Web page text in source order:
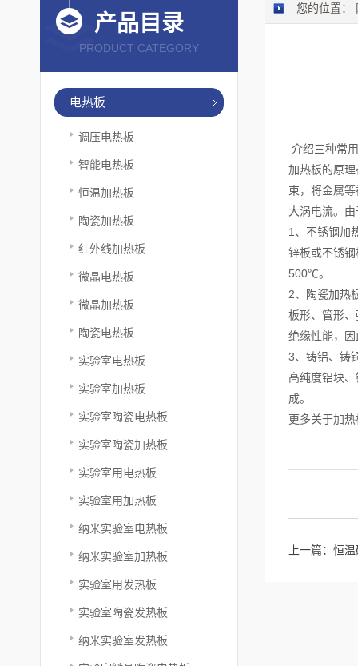
产品目录
PRODUCT CATEGORY
电热板
调压电热板
智能电热板
恒温加热板
陶瓷加热板
红外线加热板
微晶电热板
微晶加热板
陶瓷电热板
实验室电热板
实验室加热板
实验室陶瓷电热板
实验室陶瓷加热板
实验室用电热板
实验室用加热板
纳米实验室电热板
纳米实验室加热板
实验室用发热板
实验室陶瓷发热板
纳米实验室发热板
您的位置：
介绍三种常
加热板的原
束，将金属
大涡电流。
1、不锈钢加
锌板或不锈
500℃。
2、陶瓷加热
板形、管形
绝缘性能，
3、铸铝、铸
高纯度铝块
成。
更多关于加
上一篇： 恒温